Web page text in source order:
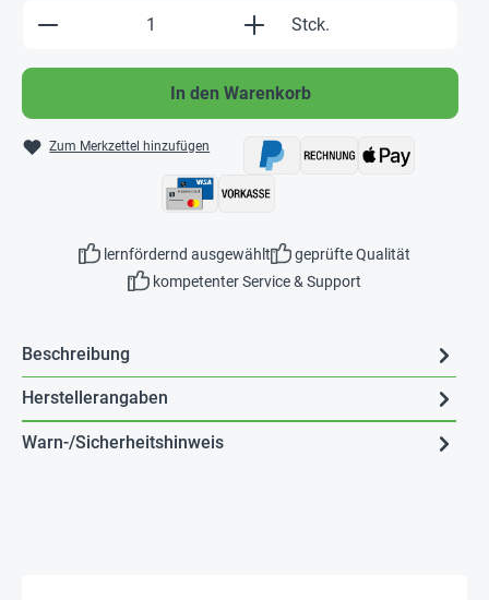
Produkt Anzahl: Gib den gewünschten
Stck.
In den Warenkorb
Zum Merkzettel hinzufügen
lernfördernd ausgewählt
geprüfte Qualität
kompetenter Service & Support
Beschreibung
Herstellerangaben
Warn-/Sicherheitshinweis